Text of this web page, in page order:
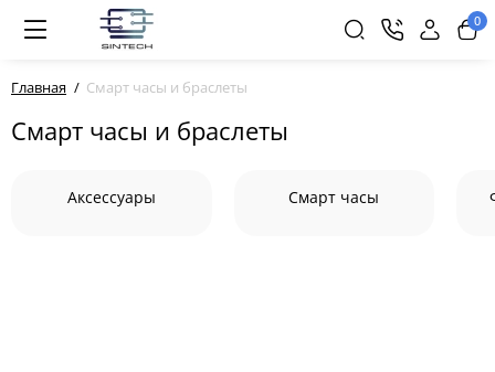
0
Главная Смарт часы и браслеты
Смарт часы и браслеты
Аксессуары Смарт часы